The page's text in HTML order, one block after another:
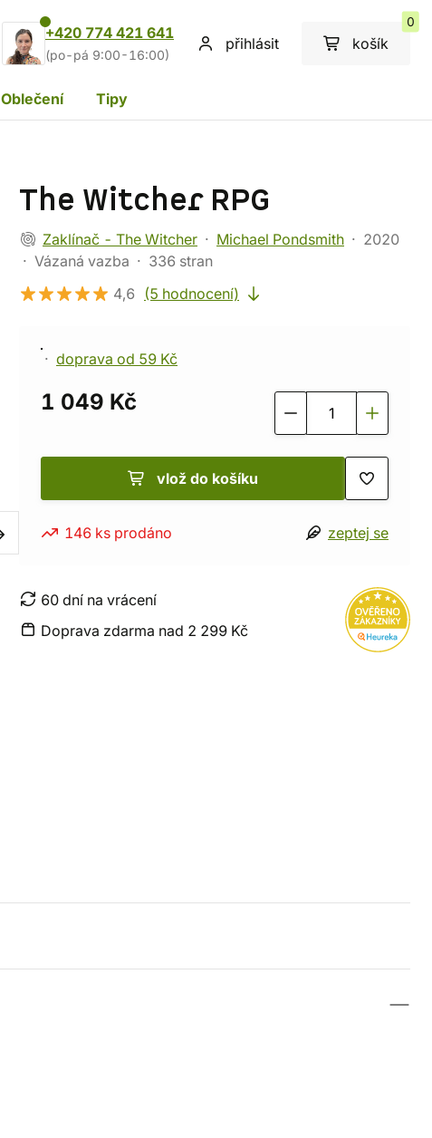
+420 774 421 641
(po-pá 9:00-16:00)
přihlásit košík
0
Oblečení Tipy
The Witcher RPG
Zaklínač - The Witcher Michael Pondsmith
2020
Vázaná vazba
336 stran
4,6
(5 hodnocení)
doprava od 59 Kč
1 049 Kč
vlož do košíku
146 ks prodáno zeptej se
60 dní na vrácení
Doprava zdarma nad 2 299 Kč